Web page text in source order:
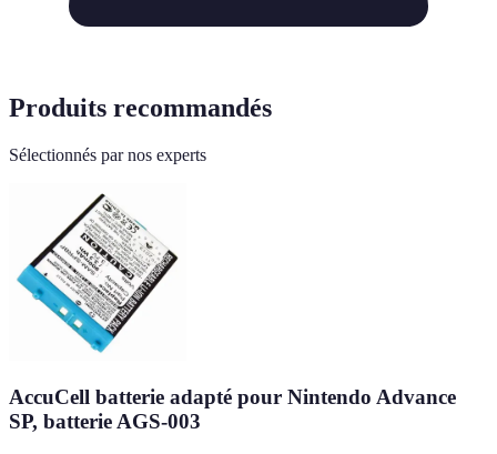
Produits recommandés
Sélectionnés par nos experts
AccuCell batterie adapté pour Nintendo Advance
SP, batterie AGS-003